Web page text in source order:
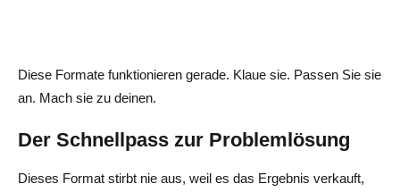
Diese Formate funktionieren gerade. Klaue sie. Passen Sie sie
an. Mach sie zu deinen.
Der Schnellpass zur Problemlösung
Dieses Format stirbt nie aus, weil es das Ergebnis verkauft,